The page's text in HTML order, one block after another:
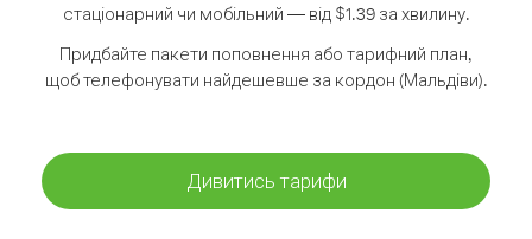
стаціонарний чи мобільний — від $1.39 за хвилину.
Придбайте пакети поповнення або тарифний план,
щоб телефонувати найдешевше за кордон (Мальдіви).
Дивитись тарифи